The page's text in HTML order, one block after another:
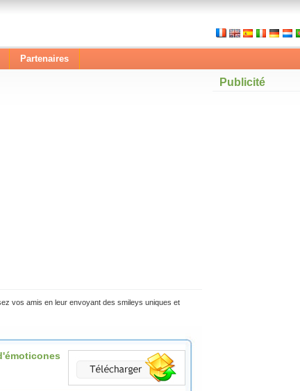
Partenaires
vos amis en leur envoyant des smileys uniques et
Publicité